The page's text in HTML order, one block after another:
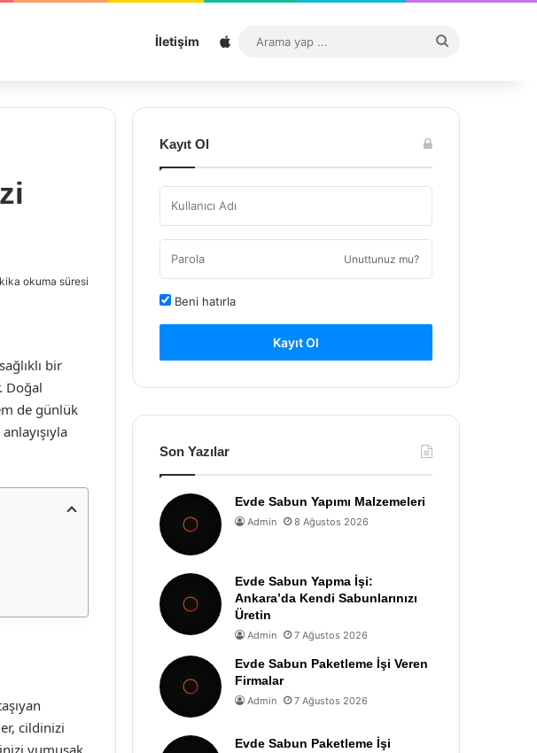
İletişim Sitemap
...
okuma süresi
bir
Doğal
de günlük
cildinizi
yumuşak
Kayıt Ol
Unuttunuz mu?
Beni hatırla
Kayıt Ol
Son Yazılar
Evde Sabun Yapımı Malzemeleri
Admin 8 Ağustos 2026
Evde Sabun Yapma İşi:
Ankara’da Kendi Sabunlarınızı
Üretin
Admin 7 Ağustos 2026
Evde Sabun Paketleme İşi Veren
Firmalar
Admin 7 Ağustos 2026
Evde Sabun Paketleme İşi